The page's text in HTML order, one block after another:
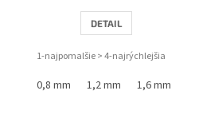
DETAIL
1-najpomalšie > 4-najrýchlejšia
0,8 mm 1,2 mm 1,6 mm